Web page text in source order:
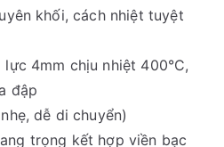
khối, cách nhiệt tuyệt
4mm chịu nhiệt 400°C,
đập
dễ di chuyển)
trọng kết hợp viền bạc